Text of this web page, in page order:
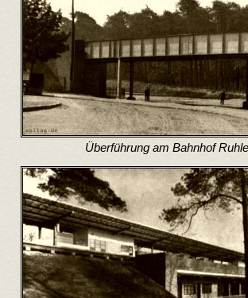
Überführung am Bahnhof